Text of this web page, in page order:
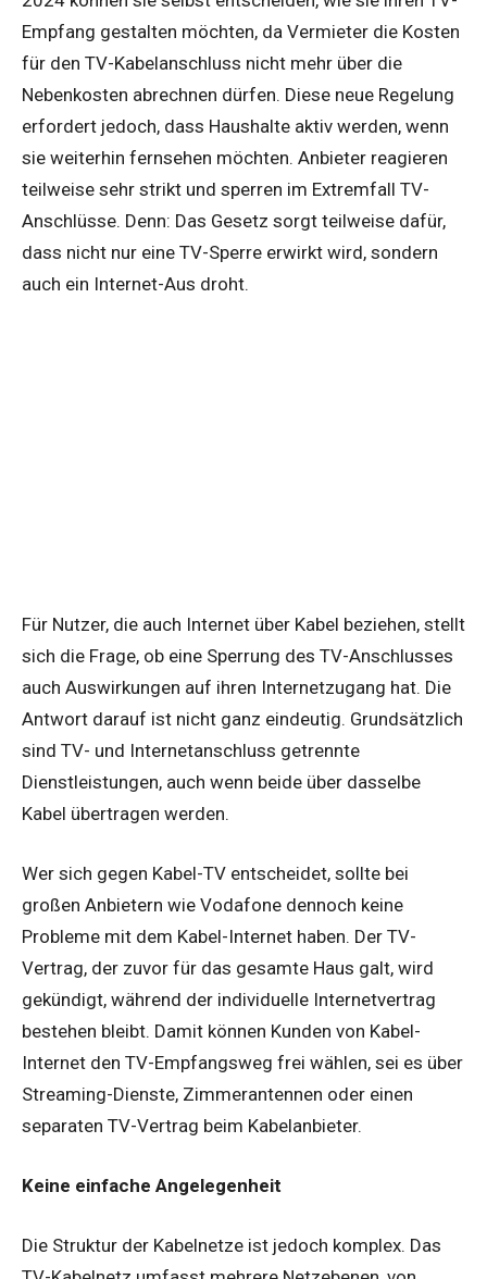
Empfang gestalten möchten, da Vermieter die Kosten
für den TV-Kabelanschluss nicht mehr über die
Nebenkosten abrechnen dürfen. Diese neue Regelung
erfordert jedoch, dass Haushalte aktiv werden, wenn
sie weiterhin fernsehen möchten. Anbieter reagieren
teilweise sehr strikt und sperren im Extremfall TV-
Anschlüsse. Denn: Das Gesetz sorgt teilweise dafür,
dass nicht nur eine TV-Sperre erwirkt wird, sondern
auch ein Internet-Aus droht.
Für Nutzer, die auch Internet über Kabel beziehen, stellt
sich die Frage, ob eine Sperrung des TV-Anschlusses
auch Auswirkungen auf ihren Internetzugang hat. Die
Antwort darauf ist nicht ganz eindeutig. Grundsätzlich
sind TV- und Internetanschluss getrennte
Dienstleistungen, auch wenn beide über dasselbe
Kabel übertragen werden.
Wer sich gegen Kabel-TV entscheidet, sollte bei
großen Anbietern wie Vodafone dennoch keine
Probleme mit dem Kabel-Internet haben. Der TV-
Vertrag, der zuvor für das gesamte Haus galt, wird
gekündigt, während der individuelle Internetvertrag
bestehen bleibt. Damit können Kunden von Kabel-
Internet den TV-Empfangsweg frei wählen, sei es über
Streaming-Dienste, Zimmerantennen oder einen
separaten TV-Vertrag beim Kabelanbieter.
Keine einfache Angelegenheit
Die Struktur der Kabelnetze ist jedoch komplex. Das